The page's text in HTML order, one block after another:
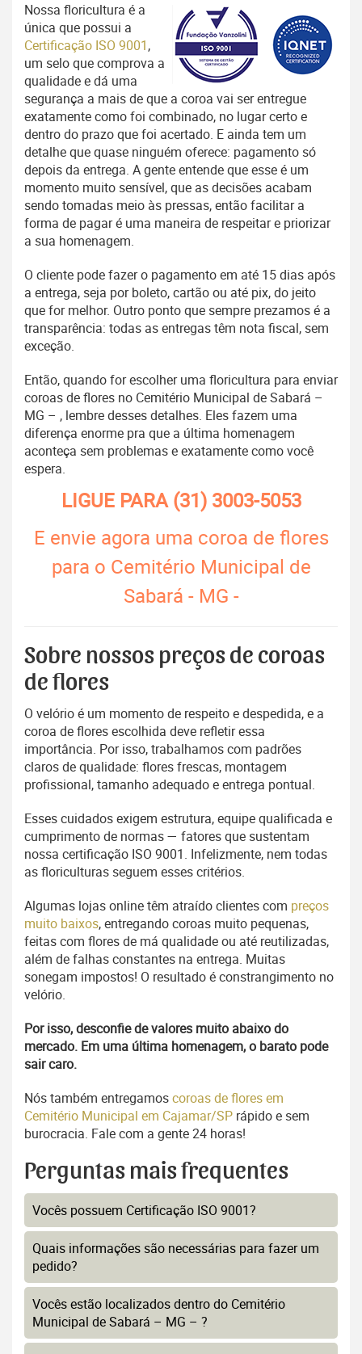
Nossa floricultura é a
única que possui a
Certificação ISO 9001,
um selo que comprova a
qualidade e dá uma
segurança a mais de que a coroa vai ser entregue
exatamente como foi combinado, no lugar certo e
dentro do prazo que foi acertado. E ainda tem um
detalhe que quase ninguém oferece: pagamento só
depois da entrega. A gente entende que esse é um
momento muito sensível, que as decisões acabam
sendo tomadas meio às pressas, então facilitar a
forma de pagar é uma maneira de respeitar e priorizar
a sua homenagem.
O cliente pode fazer o pagamento em até 15 dias após
a entrega, seja por boleto, cartão ou até pix, do jeito
que for melhor. Outro ponto que sempre prezamos é a
transparência: todas as entregas têm nota fiscal, sem
exceção.
Então, quando for escolher uma floricultura para enviar
coroas de flores no Cemitério Municipal de Sabará –
MG – , lembre desses detalhes. Eles fazem uma
diferença enorme pra que a última homenagem
aconteça sem problemas e exatamente como você
espera.
LIGUE PARA(31) 3003-5053
E envie agora uma coroa de flores
para o Cemitério Municipal de
Sabará - MG -
Sobre nossos preços de coroas
de flores
O velório é um momento de respeito e despedida, e a
coroa de flores escolhida deve refletir essa
importância. Por isso, trabalhamos com padrões
claros de qualidade: flores frescas, montagem
profissional, tamanho adequado e entrega pontual.
Esses cuidados exigem estrutura, equipe qualificada e
cumprimento de normas — fatores que sustentam
nossa certificação ISO 9001. Infelizmente, nem todas
as floriculturas seguem esses critérios.
Algumas lojas online têm atraído clientes com preços
muito baixos, entregando coroas muito pequenas,
feitas com flores de má qualidade ou até reutilizadas,
além de falhas constantes na entrega. Muitas
sonegam impostos! O resultado é constrangimento no
velório.
Por isso, desconfie de valores muito abaixo do
mercado. Em uma última homenagem, o barato pode
sair caro.
Nós também entregamoscoroas de flores em
Cemitério Municipal em Cajamar/SP rápido e sem
burocracia. Fale com a gente 24 horas!
Perguntas mais frequentes
Vocês possuem Certificação ISO 9001?
Quais informações são necessárias para fazer um
pedido?
Vocês estão localizados dentro do Cemitério
Municipal de Sabará – MG – ?